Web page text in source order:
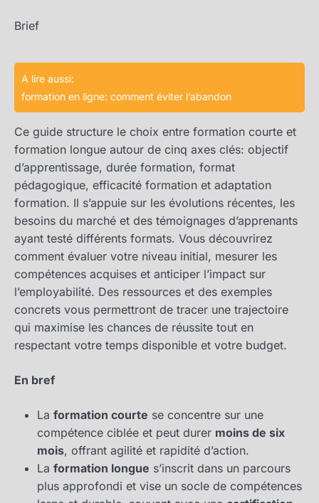
Brief
A lire aussi:
formation en ligne: comment éviter l’abandon
Ce guide structure le choix entre formation courte et
formation longue autour de cinq axes clés: objectif
d’apprentissage, durée formation, format
pédagogique, efficacité formation et adaptation
formation. Il s’appuie sur les évolutions récentes, les
besoins du marché et des témoignages d’apprenants
ayant testé différents formats. Vous découvrirez
comment évaluer votre niveau initial, mesurer les
compétences acquises et anticiper l’impact sur
l’employabilité. Des ressources et des exemples
concrets vous permettront de tracer une trajectoire
qui maximise les chances de réussite tout en
respectant votre temps disponible et votre budget.
En bref
La formation courte se concentre sur une
compétence ciblée et peut durer moins de six
mois, offrant agilité et rapidité d’action.
La formation longue s’inscrit dans un parcours
plus approfondi et vise un socle de compétences